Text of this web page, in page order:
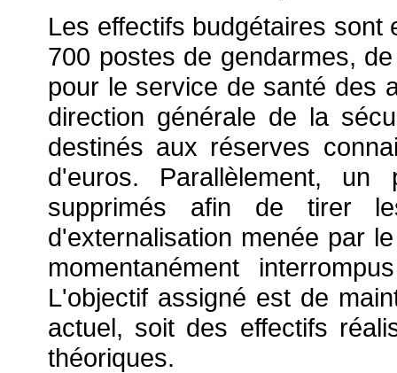
Les effectifs budgétaires sont
700 postes de gendarmes,
pour le service de santé des
direction générale de la
destinés aux réserves
d'euros. Parallèlement,
supprimés afin de tirer
d'externalisation menée par
momentanément
L'objectif assigné est de
actuel, soit des effectifs
théoriques.